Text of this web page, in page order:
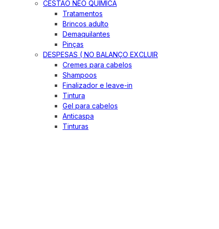
CESTÃO NEO QUIMICA
Tratamentos
Brincos adulto
Demaquilantes
Pinças
DESPESAS ( NO BALANÇO EXCLUIR
Cremes para cabelos
Shampoos
Finalizador e leave-in
Tintura
Gel para cabelos
Anticaspa
Tinturas